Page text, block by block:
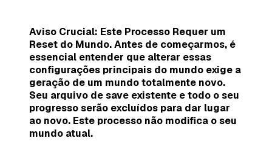
Aviso Crucial: Este Processo Requer um
Reset do Mundo. Antes de começarmos, é
essencial entender que alterar essas
configurações principais do mundo exige a
geração de um mundo totalmente novo.
Seu arquivo de save existente e todo o seu
progresso serão excluídos para dar lugar
ao novo. Este processo não modifica o seu
mundo atual.